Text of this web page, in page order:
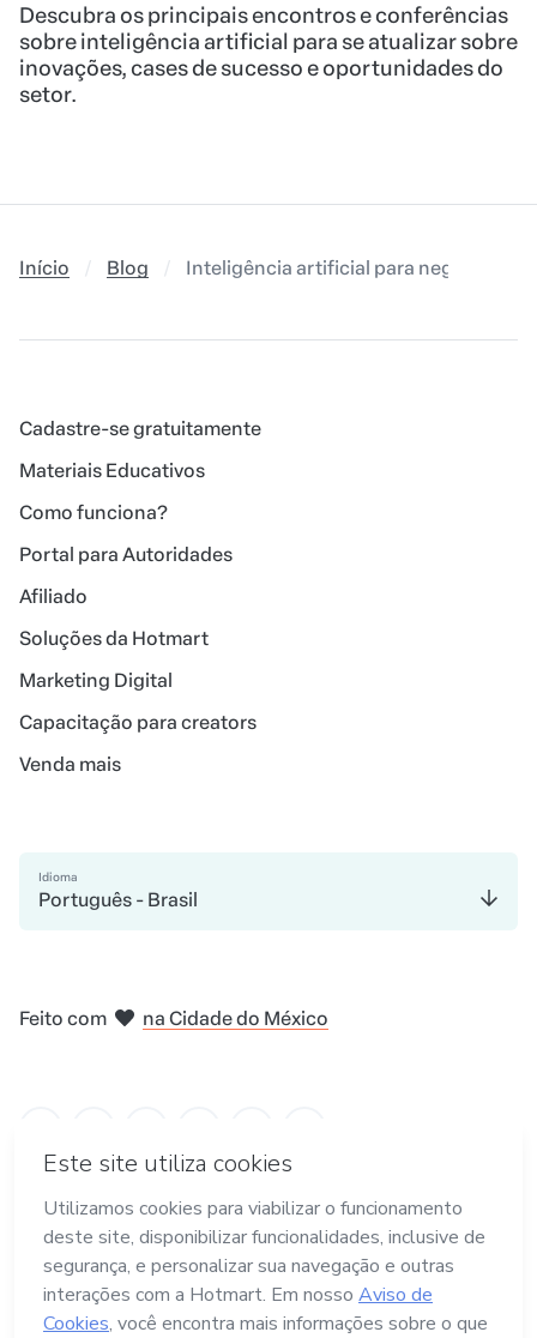
Descubra os principais encontros e conferências
sobre inteligência artificial para se atualizar sobre
inovações, cases de sucesso e oportunidades do
setor.
Início Blog Inteligência artificial para negócios:
Cadastre-se gratuitamente
Materiais Educativos
Como funciona?
Portal para Autoridades
Afiliado
Soluções da Hotmart
Marketing Digital
Capacitação para creators
Venda mais
Idioma
Português - Brasil
Feito com
em Nova Iorque
Termos e Políticas
Hotmart — 2011- 2026 © Todos os direitos